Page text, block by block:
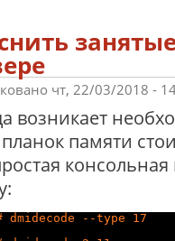
чт, 22/03/2018 -
возникает
планок памяти
dmidecode --type 17